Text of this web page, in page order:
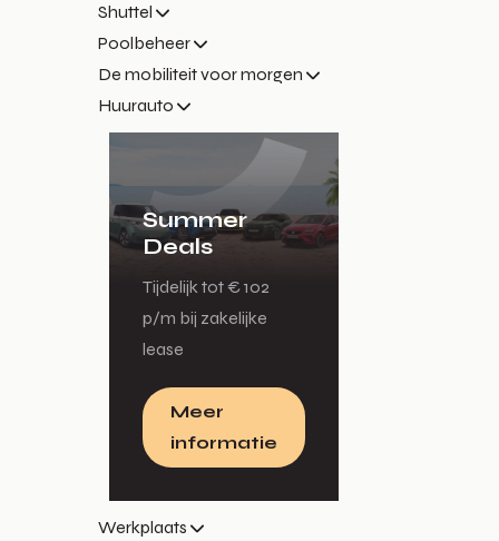
Shuttel
Poolbeheer
De mobiliteit voor morgen
Huurauto
Summer
Deals
Tijdelijk tot € 102
p/m bij zakelijke
lease
Meer
informatie
Werkplaats